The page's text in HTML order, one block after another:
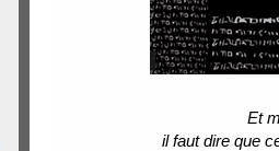
Et
il faut dire que